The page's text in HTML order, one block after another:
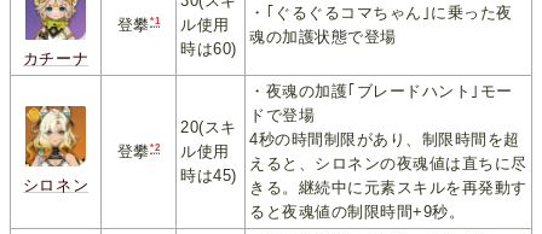
カチーナ
登攀*1
ル使用
時は60)
・｢ぐるぐるコマちゃん｣に乗った夜
魂の加護状態で登場
シロネン
登攀*2
20(スキ
ル使用
時は45)
・夜魂の加護｢ブレードハント｣モー
ドで登場
4秒の時間制限があり、制限時間を超
えると、シロネンの夜魂値は直ちに尽
きる。継続中に元素スキルを再発動す
ると夜魂値の制限時間+9秒。